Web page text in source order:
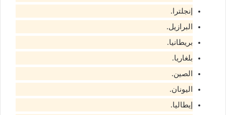
إنجلترا.
البرازيل.
بريطانيا.
بلغاريا.
الصين.
اليونان.
إيطاليا.